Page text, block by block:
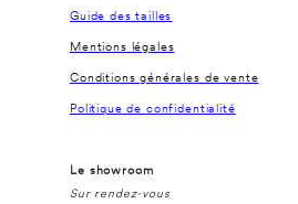
Le showroom
Sur rendez-vous
Guide des tailles
Mentions légales
Conditions générales de vente
Politique de confidentialité